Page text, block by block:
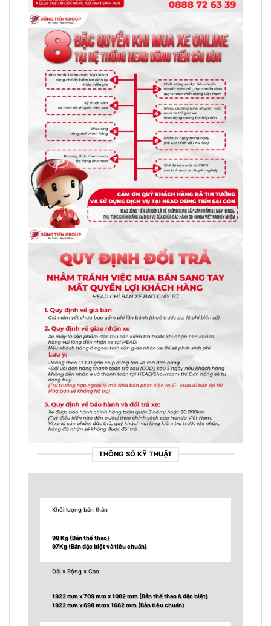
THÔNG SỐ KỸ THUẬT
Khối lượng bản thân
98 Kg (Bản thể thao)
97Kg (Bản đặc biệt và tiêu chuẩn)
Dài x Rộng x Cao
1922 mm x 709 mm x 1082 mm (Bản thể thao & đặc biệt)
1922 mm x 698 mmx 1082 mm (Bản tiêu chuẩn)